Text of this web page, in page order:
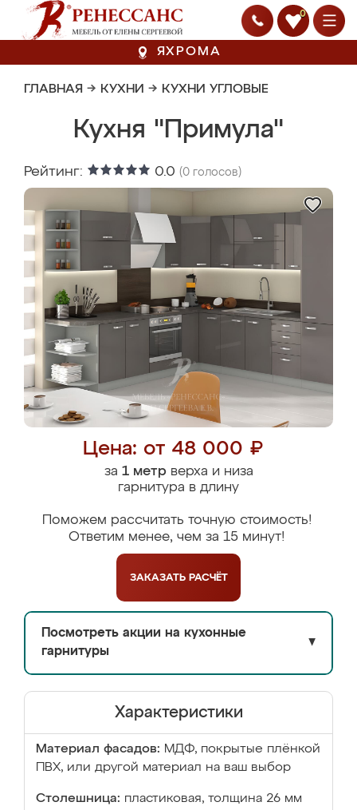
0
ЯХРОМА
ГЛАВНАЯ → КУХНИ → КУХНИ УГЛОВЫЕ
Кухня "Примула"
Рейтинг: 0.0 (0 голосов)
Цена: от 48 000 ₽
за 1 метрверха и низа
гарнитура в длину
Поможем рассчитать точную стоимость!
Ответим менее, чем за 15 минут!
ЗАКАЗАТЬ РАСЧЁТ
Посмотреть акции на кухонные
гарнитуры
▼
Характеристики
Материал фасадов: МДФ, покрытые плёнкой
ПВХ, или другой материал на ваш выбор
Столешница: пластиковая, толщина 26 мм